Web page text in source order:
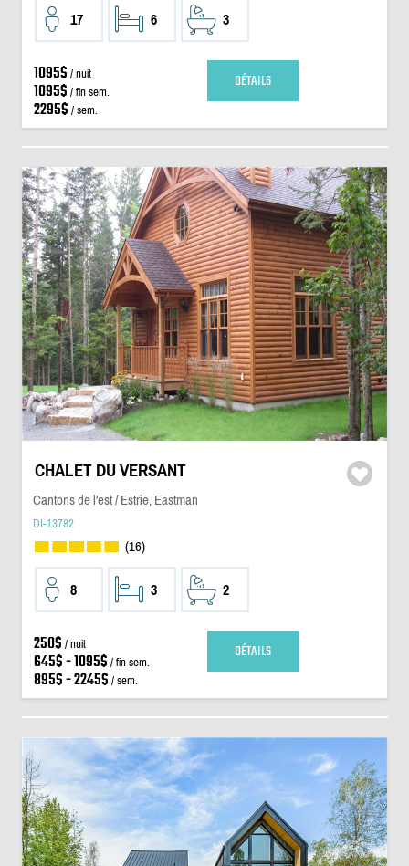
17 6 3
1095$ / nuit
1095$ / fin sem.
2295$ / sem.
DÉTAILS
CHALET DU VERSANT
Cantons de l'est / Estrie, Eastman
DI-13782
(16)
8 3 2
250$ / nuit
645$ - 1095$ / fin sem.
895$ - 2245$ / sem.
DÉTAILS